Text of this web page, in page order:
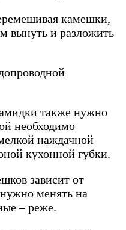
камешки,
вынуть и разложить
также нужно
необходимо
наждачной
кухонной губки.
зависит от
менять на
– реже.